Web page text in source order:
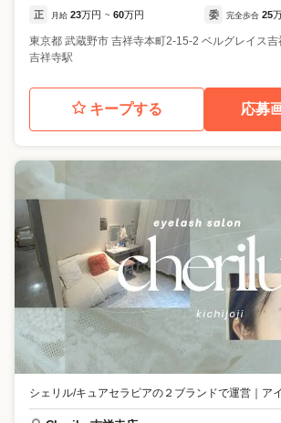
正 月給 23万円 ~ 60万円 委 完全歩合 25
東京都 武蔵野市 吉祥寺本町2-15-2 ベルグレイス吉
吉祥寺駅
キープする 応募
シェリル/キュアセラピアの２ブランドで運営 ア